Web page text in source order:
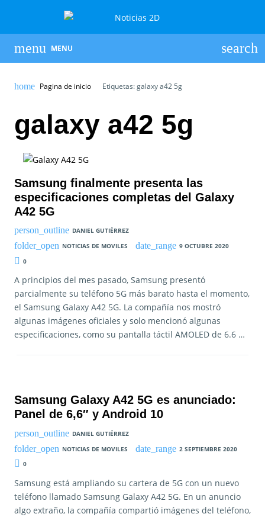
MENU
Pagina de inicio Etiquetas: galaxy a42 5g
galaxy a42 5g
Samsung finalmente presenta las
especificaciones completas del Galaxy
A42 5G
DANIEL GUTIÉRREZ
NOTICIAS DE MOVILES
9 OCTUBRE 2020
0
A principios del mes pasado, Samsung presentó
parcialmente su teléfono 5G más barato hasta el momento,
el Samsung Galaxy A42 5G. La compañía nos mostró
algunas imágenes oficiales y solo mencionó algunas
especificaciones, como su pantalla táctil AMOLED de 6.6 …
Samsung Galaxy A42 5G es anunciado:
Panel de 6,6″ y Android 10
DANIEL GUTIÉRREZ
NOTICIAS DE MOVILES
2 SEPTIEMBRE 2020
0
Samsung está ampliando su cartera de 5G con un nuevo
teléfono llamado Samsung Galaxy A42 5G. En un anuncio
algo extraño, la compañía compartió imágenes del teléfono,